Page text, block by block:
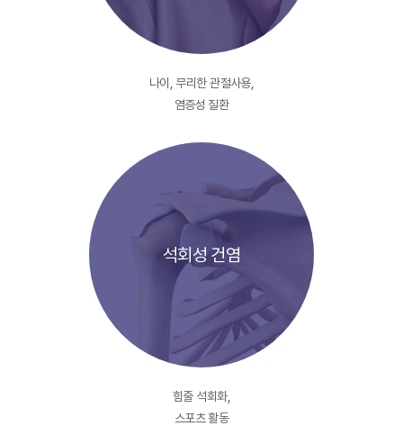
나이, 무리한 관절사용,
염증성 질환
석회성 건염
힘줄 석회화,
스포츠 활동